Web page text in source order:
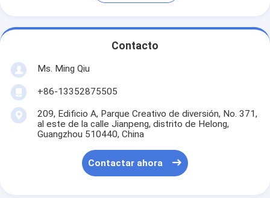
Contacto
Ms. Ming Qiu
+86-13352875505
209, Edificio A, Parque Creativo de diversión, No. 371,
al este de la calle Jianpeng, distrito de Helong,
Guangzhou 510440, China
Contactar ahora